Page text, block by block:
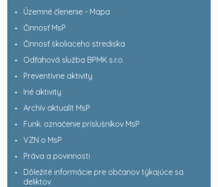
Územné členenie - Mapa
Činnosť MsP
Činnosť školiaceho strediska
Odťahová služba BPMK s.r.o.
Preventívne aktivity
Iné aktivity
Archív aktualít MsP
Funk. označenie príslušníkov MsP
VZN o MsP
Práva a povinnosti
Dôležité informácie pre občanov týkajúce sa
deliktov